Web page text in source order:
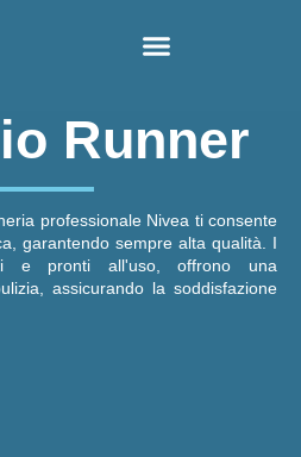
Runner
professionale Nivea ti consente
garantendo sempre alta qualità. I
e pronti all'uso, offrono una
assicurando la soddisfazione